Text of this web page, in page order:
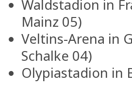
Waldstadion in
Mainz 05)
Veltins-Arena in
Schalke 04)
Olypiastadion in